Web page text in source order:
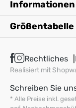
Informationen
Größentabelle
Rechtliches
Realisiert mit
Schreiben Sie
* Alle Preise inkl.